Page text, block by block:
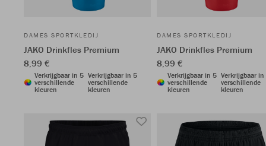
DAMES SPORTKLEDIJ
JAKO Drinkfles Premium
8,99 €
Verkrijgbaar in 5
verschillende
kleuren
Verkrijgbaar in 5
verschillende
kleuren
DAMES SPORTKLEDIJ
JAKO Drinkfles Premium
8,99 €
Verkrijgbaar in 5
verschillende
kleuren
Verkrijgbaar in
verschillende
kleuren